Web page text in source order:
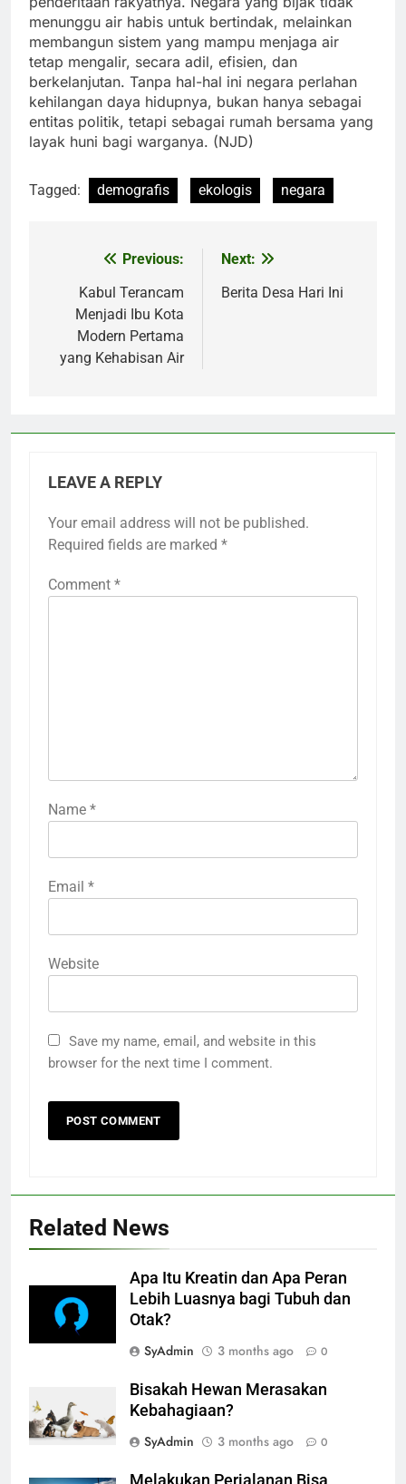
menunggu air habis untuk bertindak, melainkan
membangun sistem yang mampu menjaga air
tetap mengalir, secara adil, efisien, dan
berkelanjutan. Tanpa hal-hal ini negara perlahan
kehilangan daya hidupnya, bukan hanya sebagai
entitas politik, tetapi sebagai rumah bersama yang
layak huni bagi warganya. (NJD)
Tagged: demografis ekologis negara
navigation
Previous:
Kabul Terancam
Menjadi Ibu Kota
Modern Pertama
yang Kehabisan Air
Next:
Berita Desa Hari Ini
LEAVE A REPLY
Your email address will not be published.
Required fields are marked *
Comment *
Name *
Email *
Website
Save my name, email, and website in this
browser for the next time I comment.
Related News
Apa Itu Kreatin dan Apa Peran
Lebih Luasnya bagi Tubuh dan
Otak?
SyAdmin
3 months ago 0
Bisakah Hewan Merasakan
Kebahagiaan?
SyAdmin
3 months ago 0
Melakukan Perjalanan Bisa